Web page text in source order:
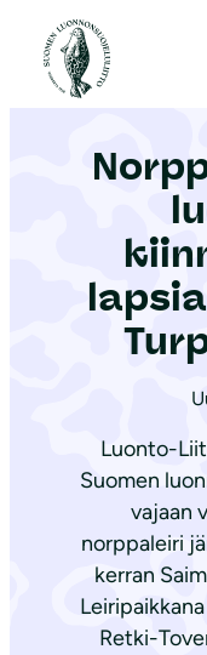
Etusivu
Luonto-
Suomen
vajaan
norppaleiri
kerran
Retki-